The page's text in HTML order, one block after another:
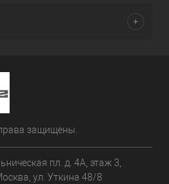
защищены.
пл. д. 4А, этаж 3,
ул. Уткина 48/8